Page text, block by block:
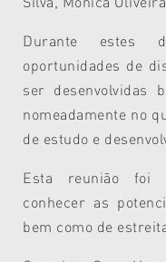
Durante estes
oportunidades de
ser desenvolvidas
nomeadamente no
de estudo e
Esta reunião foi
conhecer as
bem como de